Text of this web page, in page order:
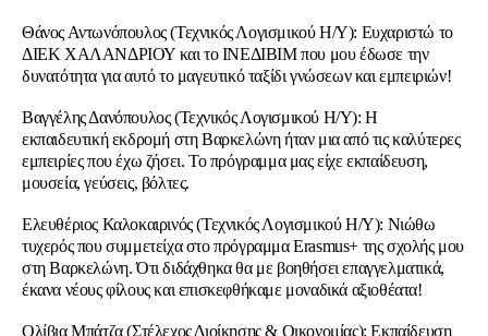
Θάνος Αντωνόπουλος (Τεχνικός Λογισμικού Η/Υ): Ευχαριστώ το
ΔΙΕΚ ΧΑΛΑΝΔΡΙΟΥ και το ΙΝΕΔΙΒΙΜ που μου έδωσε την
δυνατότητα για αυτό το μαγευτικό ταξίδι γνώσεων και εμπειριών!
Βαγγέλης Δανόπουλος (Τεχνικός Λογισμικού Η/Υ): Η
εκπαιδευτική εκδρομή στη Βαρκελώνη ήταν μια από τις καλύτερες
εμπειρίες που έχω ζήσει. Το πρόγραμμα μας είχε εκπαίδευση,
μουσεία, γεύσεις, βόλτες.
Ελευθέριος Καλοκαιρινός (Τεχνικός Λογισμικού Η/Υ): Νιώθω
τυχερός που συμμετείχα στο πρόγραμμα Erasmus+ της σχολής μου
στη Βαρκελώνη. Ότι διδάχθηκα θα με βοηθήσει επαγγελματικά,
έκανα νέους φίλους και επισκεφθήκαμε μοναδικά αξιοθέατα!
Ολίβια Μπάτζα (Στέλεχος Διοίκησης & Οικονομίας): Εκπαίδευση